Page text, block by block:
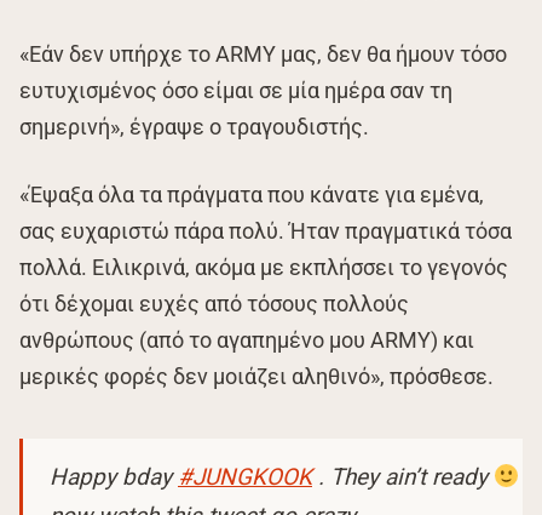
«Εάν δεν υπήρχε το ARMY μας, δεν θα ήμουν τόσο
ευτυχισμένος όσο είμαι σε μία ημέρα σαν τη
σημερινή», έγραψε ο τραγουδιστής.
«Έψαξα όλα τα πράγματα που κάνατε για εμένα,
σας ευχαριστώ πάρα πολύ. Ήταν πραγματικά τόσα
πολλά. Ειλικρινά, ακόμα με εκπλήσσει το γεγονός
ότι δέχομαι ευχές από τόσους πολλούς
ανθρώπους (από το αγαπημένο μου ARMY) και
μερικές φορές δεν μοιάζει αληθινό», πρόσθεσε.
Happy bday #JUNGKOOK. They ain’t ready